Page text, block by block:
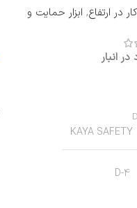
در ارتفاع, ابزار حمایت و
انبار
KAYA SAFETY
D-4